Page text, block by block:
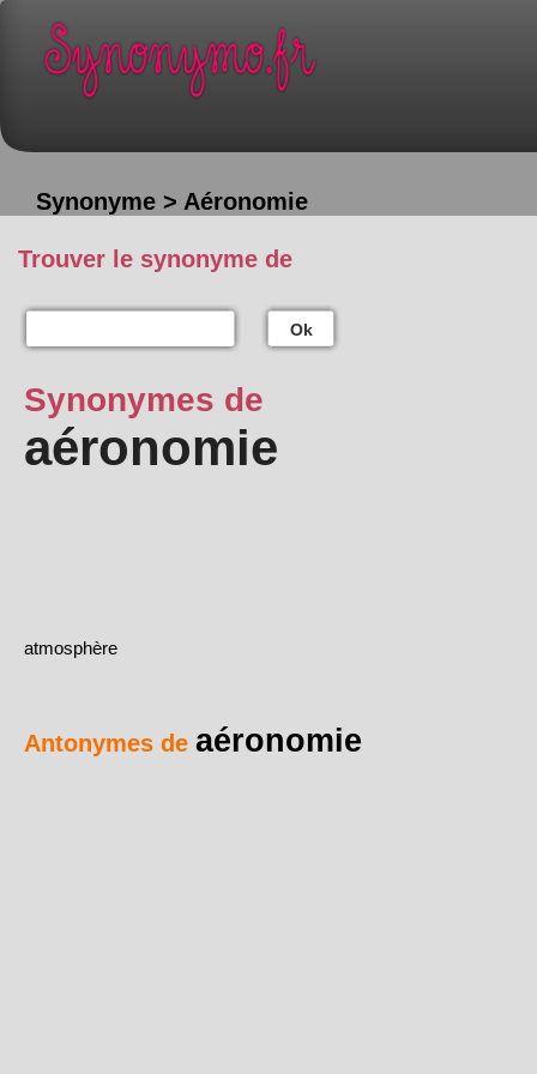
Synonyme > Aéronomie
Trouver le synonyme de
Ok
Synonymes de
aéronomie
atmosphère
Antonymes de aéronomie